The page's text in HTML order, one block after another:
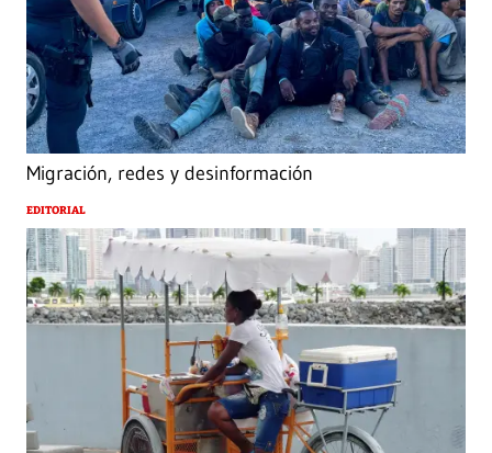
Migración, redes y desinformación
EDITORIAL